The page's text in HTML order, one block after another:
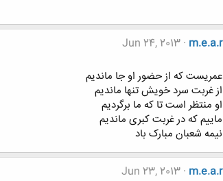
m.e.a.r
Jun 24, 2013
عمریست که از حضور او جا ماندیم
از غربت سرد خویش تنها ماندیم
او منتظر است تا که ما برگردیم
ماییم که در غربت کبری ماندیم
نیمه شعبان مبارک باد
m.e.a.r
Jun 23, 2013